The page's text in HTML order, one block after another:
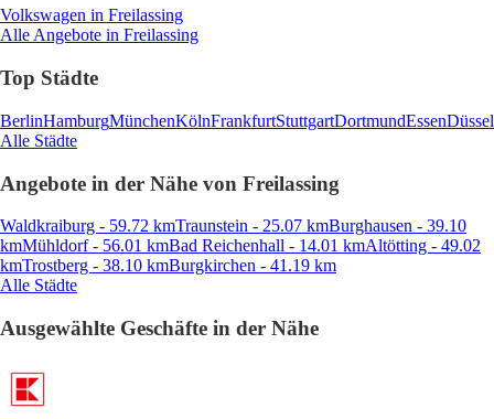
Volkswagen in Freilassing
Alle Angebote in Freilassing
Top Städte
BerlinHamburgMünchenKölnFrankfurtStuttgartDortmundEssen
Alle Städte
Angebote in der Nähe von Freilassing
Waldkraiburg - 59.72 kmTraunstein - 25.07 kmBurghausen - 39.10
kmMühldorf - 56.01 kmBad Reichenhall - 14.01 kmAltötting - 49.02
kmTrostberg - 38.10 kmBurgkirchen - 41.19 km
Alle Städte
Ausgewählte Geschäfte in der Nähe